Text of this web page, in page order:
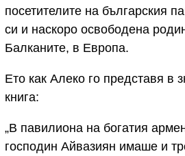
посетителите на българския
си и наскоро освободена
Балканите, в Европа.
Ето как Алеко го представя в
книга:
„В павилиона на богатия
господин Айвазиян имаше и